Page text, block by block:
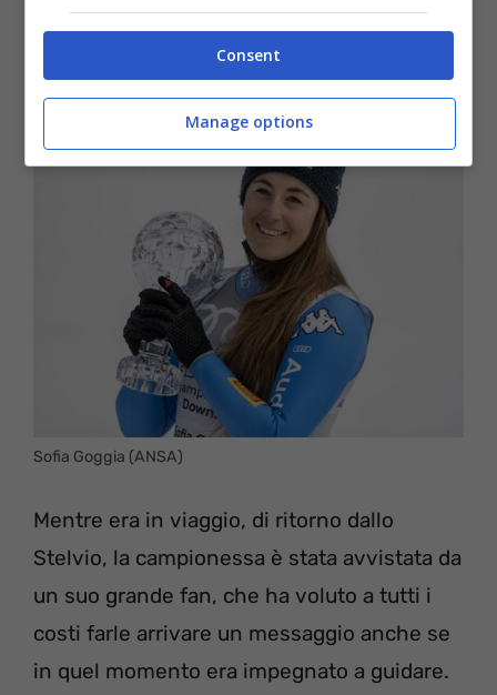
Sofia Goggia (ANSA)
Mentre era in viaggio, di ritorno dallo
Stelvio, la campionessa è stata avvistata da
un suo grande fan, che ha voluto a tutti i
costi farle arrivare un messaggio anche se
in quel momento era impegnato a guidare.
Consent
Manage options